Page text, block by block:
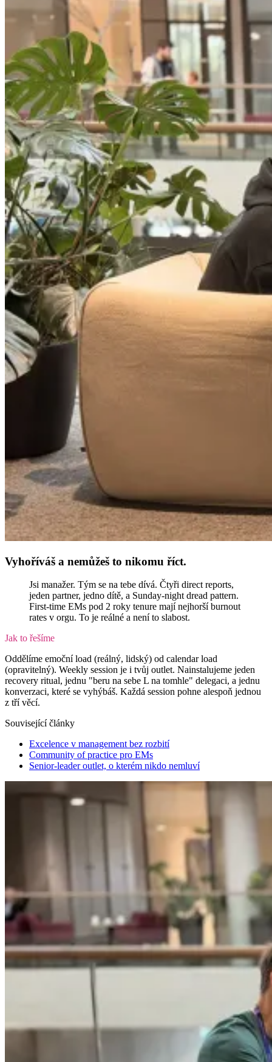
Vyhoříváš a nemůžeš to nikomu říct.
Jsi manažer. Tým se na tebe dívá. Čtyři direct reports,
jeden partner, jedno dítě, a Sunday-night dread pattern.
First-time EMs pod 2 roky tenure mají nejhorší burnout
rates v orgu. To je reálné a není to slabost.
Jak to řešíme
Oddělíme emoční load (reálný, lidský) od calendar load
(opravitelný). Weekly session je i tvůj outlet. Nainstalujeme jeden
recovery ritual, jednu "beru na sebe L na tomhle" delegaci, a jednu
konverzaci, které se vyhýbáš. Každá session pohne alespoň jednou
z tří věcí.
Související články
Excelence v management bez rozbití
Community of practice pro EMs
Senior-leader outlet, o kterém nikdo nemluví